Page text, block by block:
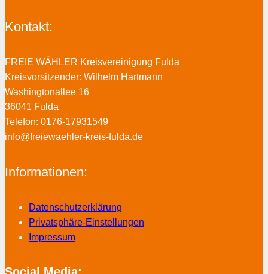
Kontakt:
FREIE WÄHLER Kreisvereinigung Fulda
Kreisvorsitzender: Wilhelm Hartmann
Washingtonallee 16
36041 Fulda
Telefon: 0176-17931549
info@freiewaehler-kreis-fulda.de
Informationen:
Datenschutzerklärung
Privatsphäre-Einstellungen
Impressum